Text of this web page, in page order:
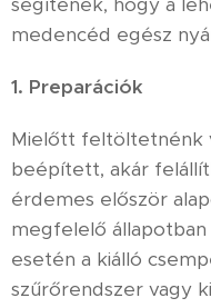
medencéd egész
1. Preparációk
Mielőtt feltöltetnénk
beépített, akár
érdemes először
megfelelő
esetén a kiálló
szűrőrendszer vagy